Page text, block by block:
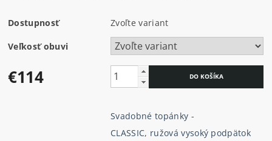
Dostupnosť Zvoľte variant
Veľkosť obuvi
€114
Svadobné topánky -
CLASSIC, ružová vysoký podpätok